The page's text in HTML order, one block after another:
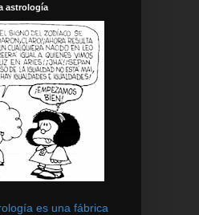
astrología
es una fábrica